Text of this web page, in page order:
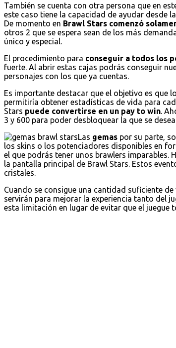
También se cuenta con otra persona que en
este caso tiene la capacidad de ayudar desde
De momento en Brawl Stars comenzó
otros 2 que se espera sean de los más
único y especial.
El procedimiento para conseguir a todos los
fuerte. Al abrir estas cajas podrás conseguir
personajes con los que ya cuentas.
Es importante destacar que el objetivo es que
permitiría obtener estadísticas de vida para
Stars puede convertirse en un pay to win .
3 y 600 para poder desbloquear la que se
Las gemas por su parte,
los skins o los potenciadores disponibles en
el que podrás tener unos brawlers imparables.
la pantalla principal de Brawl Stars. Estos
cristales.
Cuando se consigue una cantidad suficiente
servirán para mejorar la experiencia tanto del
esta limitación en lugar de evitar que el juegue